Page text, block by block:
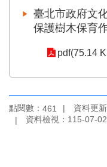
文
節
慶
臺北市政府文
保護樹木保育
pdf(75.14
點閱數： 461
資料更
資料檢視：115-07-